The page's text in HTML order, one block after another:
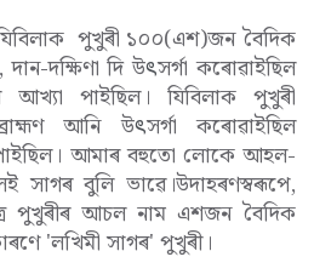
পুখুৰী ১০০(এশ)জন বৈদিক
দক্ষিণা দি উৎসৰ্গা কৰোৱাইছিল
আখ্যা পাইছিল। যিবিলাক পুখুৰী
আনি উৎসৰ্গা কৰোৱাইছিল
আমাৰ বহুতো লোকে আহল-
সাগৰ বুলি ভাৱে।উদাহৰণস্বৰূপে,
পুখুৰীৰ আচল নাম এশজন বৈদিক
'লখিমী সাগৰ' পুখুৰী।